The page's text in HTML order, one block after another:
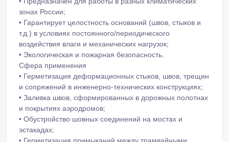
зонах России;
• Гарантирует целостность оснований (швов, стыков и
т.д.) в условиях постоянного/периодического
воздействия влаги и механических нагрузок;
• Экологическая и пожарная безопасность.
Сфера применения
• Герметизация деформационных стыков, швов, трещин
и сопряжений в инженерно-технических конструкциях;
• Заливка швов, сформированных в дорожных полотнах
и покрытиях аэродромов;
• Обустройство шовных соединений на мостах и
эстакадах;
• Герметизация примыканий между трамвайными